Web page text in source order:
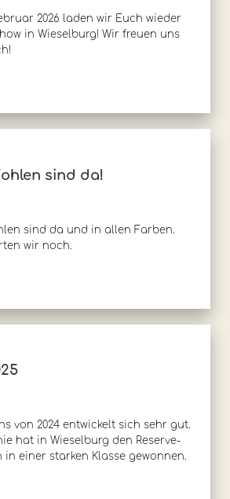
2026 laden wir Euch wieder
in Wieselburg! Wir freuen uns
sind da!
sind da und in allen Farben.
wir noch.
von 2024 entwickelt sich sehr gut.
hat in Wieselburg den Reserve-
in einer starken Klasse gewonnen.